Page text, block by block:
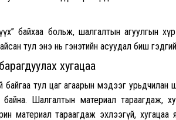
байхаа больж, шалгалтын агуулгын
тул энэ нь гэнэтийн асуудал биш
хугацаа
байгаа тул цаг агаарын мэдээг
байна. Шалгалтын материал тараагдаж,
материал тараагдаж эхлээгүй,